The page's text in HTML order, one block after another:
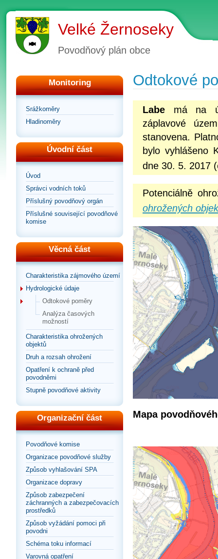
Velké Žernoseky
Povodňový plán obce
Monitoring
Srážkoměry
Hladinoměry
Úvodní část
Úvod
Správci vodních toků
Příslušný povodňový orgán
Příslušné související povodňové
komise
Věcná část
Charakteristika zájmového území
Hydrologické údaje
Odtokové poměry
Analýza časových
možností
Charakteristika ohrožených
objektů
Druh a rozsah ohrožení
Opatření k ochraně před
povodněmi
Stupně povodňové aktivity
Organizační část
Povodňové komise
Organizace povodňové služby
Způsob vyhlašování SPA
Organizace dopravy
Způsob zabezpečení
záchranných a zabezpečovacích
prostředků
Způsob vyžádání pomoci při
povodni
Schéma toku informací
Varovná opatření
Odtokové
Labe má na
záplavové
stanovena.
bylo vyhlášeno
dne 30. 5. 2017
Potenciálně
ohrožených
Mapa